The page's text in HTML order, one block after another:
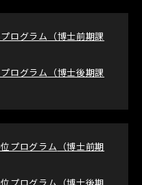
ログラム
（博士前期課
ログラム
（博士後期課
プログラム
（博士前期